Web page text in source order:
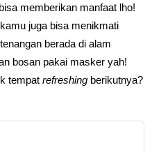
memberikan manfaat lho!
juga bisa menikmati
berada di alam
bosan pakai masker yah!
tempatrefreshing berikutnya?